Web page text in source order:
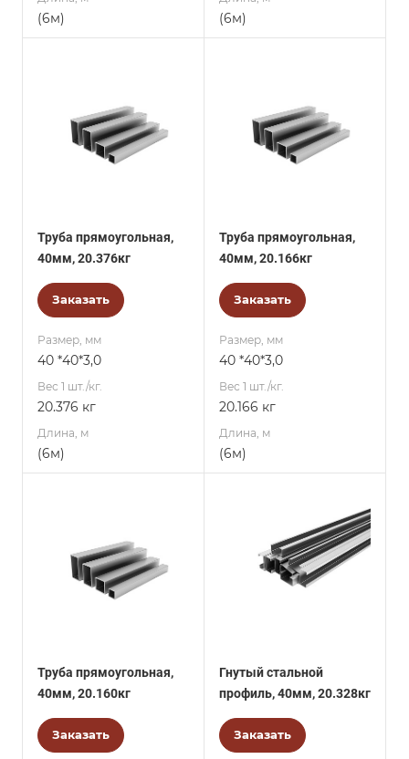
(6м) (6м)
Труба прямоугольная,
40мм, 20.376кг
Заказать
Размер, мм
40 *40*3,0
Вес 1 шт./кг.
20.376 кг
Длина, м
(6м)
Труба прямоугольная,
40мм, 20.166кг
Заказать
Размер, мм
40 *40*3,0
Вес 1 шт./кг.
20.166 кг
Длина, м
(6м)
Труба прямоугольная,
40мм, 20.160кг
Заказать
Гнутый стальной
профиль, 40мм, 20.328кг
Заказать